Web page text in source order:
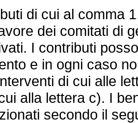
di cui al comma
dei comitati di
I contributi
e in ogni caso
di cui alle
alla lettera c). I
secondo il